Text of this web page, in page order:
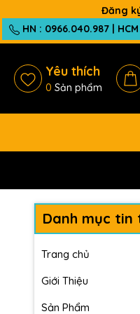
Đăng
HN : 0966.040.987 |
Yêu thích
0 Sản phẩm
Danh mục tin
Trang chủ
Giới Thiệu
Sản Phẩm